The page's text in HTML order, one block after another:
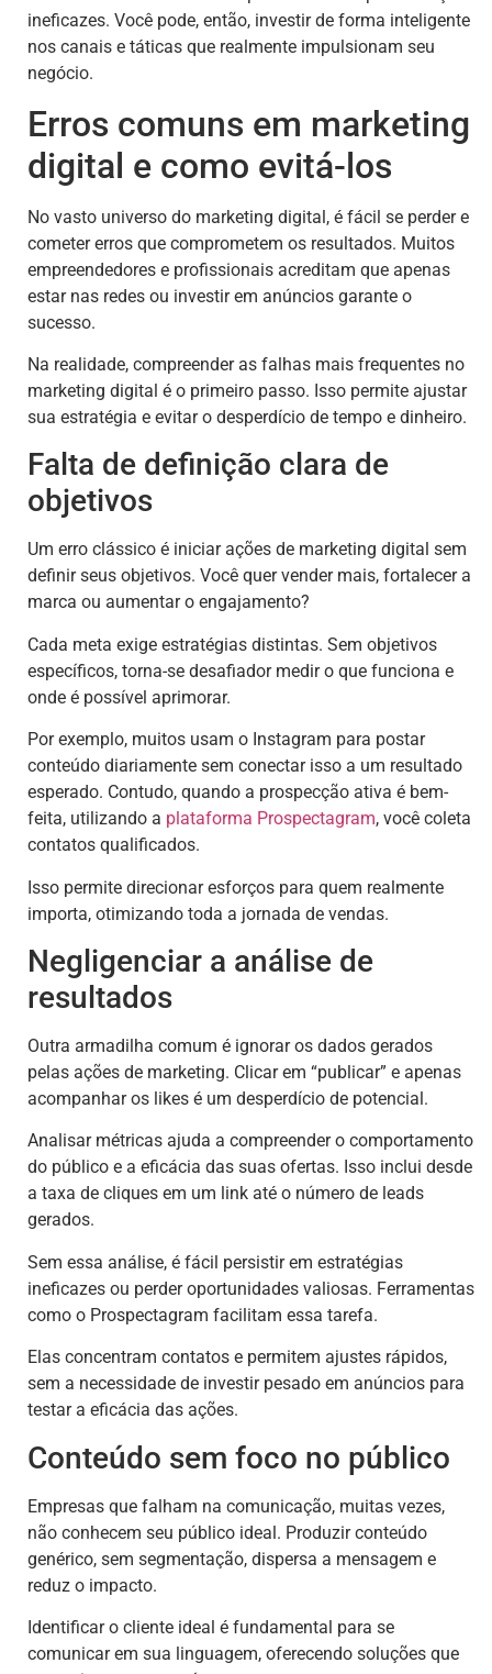
ineficazes. Você pode, então, investir de forma inteligente
nos canais e táticas que realmente impulsionam seu
negócio.
Erros comuns em marketing
digital e como evitá-los
No vasto universo do marketing digital, é fácil se perder e
cometer erros que comprometem os resultados. Muitos
empreendedores e profissionais acreditam que apenas
estar nas redes ou investir em anúncios garante o
sucesso.
Na realidade, compreender as falhas mais frequentes no
marketing digital é o primeiro passo. Isso permite ajustar
sua estratégia e evitar o desperdício de tempo e dinheiro.
Falta de definição clara de
objetivos
Um erro clássico é iniciar ações de marketing digital sem
definir seus objetivos. Você quer vender mais, fortalecer a
marca ou aumentar o engajamento?
Cada meta exige estratégias distintas. Sem objetivos
específicos, torna-se desafiador medir o que funciona e
onde é possível aprimorar.
Por exemplo, muitos usam o Instagram para postar
conteúdo diariamente sem conectar isso a um resultado
esperado. Contudo, quando a prospecção ativa é bem-
feita, utilizando a plataforma Prospectagram, você coleta
contatos qualificados.
Isso permite direcionar esforços para quem realmente
importa, otimizando toda a jornada de vendas.
Negligenciar a análise de
resultados
Outra armadilha comum é ignorar os dados gerados
pelas ações de marketing. Clicar em “publicar” e apenas
acompanhar os likes é um desperdício de potencial.
Analisar métricas ajuda a compreender o comportamento
do público e a eficácia das suas ofertas. Isso inclui desde
a taxa de cliques em um link até o número de leads
gerados.
Sem essa análise, é fácil persistir em estratégias
ineficazes ou perder oportunidades valiosas. Ferramentas
como o Prospectagram facilitam essa tarefa.
Elas concentram contatos e permitem ajustes rápidos,
sem a necessidade de investir pesado em anúncios para
testar a eficácia das ações.
Conteúdo sem foco no público
Empresas que falham na comunicação, muitas vezes,
não conhecem seu público ideal. Produzir conteúdo
genérico, sem segmentação, dispersa a mensagem e
reduz o impacto.
Identificar o cliente ideal é fundamental para se
comunicar em sua linguagem, oferecendo soluções que